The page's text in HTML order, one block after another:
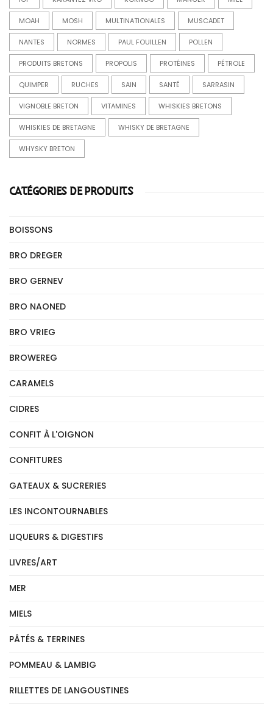
MOAH MOSH MULTINATIONALES MUSCADET
NANTES NORMES PAUL FOUILLEN POLLEN
PRODUITS BRETONS PROPOLIS PROTÉINES PÉTROLE
QUIMPER RUCHES SAIN SANTÉ SARRASIN
VIGNOBLE BRETON VITAMINES WHISKIES BRETONS
WHISKIES DE BRETAGNE WHISKY DE BRETAGNE
WHYSKY BRETON
CATÉGORIES DE PRODUITS
BOISSONS
BRO DREGER
BRO GERNEV
BRO NAONED
BRO VRIEG
BROWEREG
CARAMELS
CIDRES
CONFIT À L'OIGNON
CONFITURES
GATEAUX & SUCRERIES
LES INCONTOURNABLES
LIQUEURS & DIGESTIFS
LIVRES/ART
MER
MIELS
PÂTÉS & TERRINES
POMMEAU & LAMBIG
RILLETTES DE LANGOUSTINES